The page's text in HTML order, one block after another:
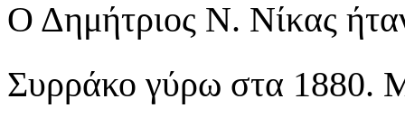
Ο Δημήτριος Ν. Νίκας
Συρράκο γύρω στα 1880.